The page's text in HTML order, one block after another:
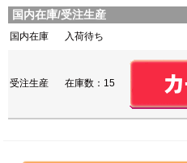
国内在庫/受注生産
国内在庫 入荷待ち
受注生産 在庫数：15